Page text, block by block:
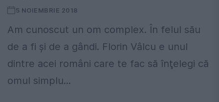
5 NOIEMBRIE 2018
Am cunoscut un om complex. În felul său
de a fi şi de a gândi. Florin Vâlcu e unul
dintre acei români care te fac să înţelegi că
omul simplu...